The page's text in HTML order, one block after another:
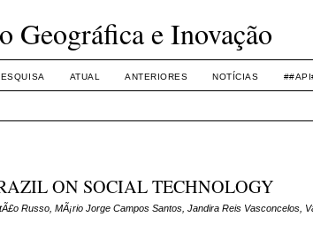
Geográfica e Inovação
ATUAL ANTERIORES NOTÍCIAS
ON SOCIAL TECHNOLOGY
Russo, MÃ¡rio Jorge Campos Santos, Jandira Reis Vasconcelos,